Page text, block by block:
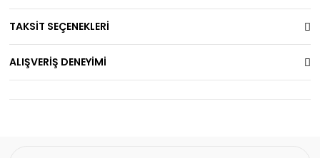
TAKSİT SEÇENEKLERİ
ALIŞVERİŞ DENEYİMİ